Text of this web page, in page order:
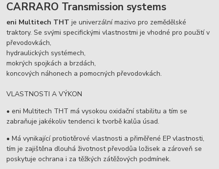
CARRARO Transmission systems
eni Multitech THT je univerzální mazivo pro zemědělské
traktory. Se svými specifickými vlastnostmi je vhodné pro použití v
převodovkách,
hydraulických systémech,
mokrých spojkách a brzdách,
koncových náhonech a pomocných převodovkách.
VLASTNOSTI A VÝKON
• eni Multitech THT má vysokou oxidační stabilitu a tím se
zabraňuje jakékoliv tendenci k tvorbě kalůa úsad.
• Má vynikající protiotěrové vlastnosti a přiměřené EP vlastnosti,
tím je zajištěna dlouhá životnost převodůa ložisek a zároveň se
poskytuje ochrana i za těžkých zátěžových podmínek.